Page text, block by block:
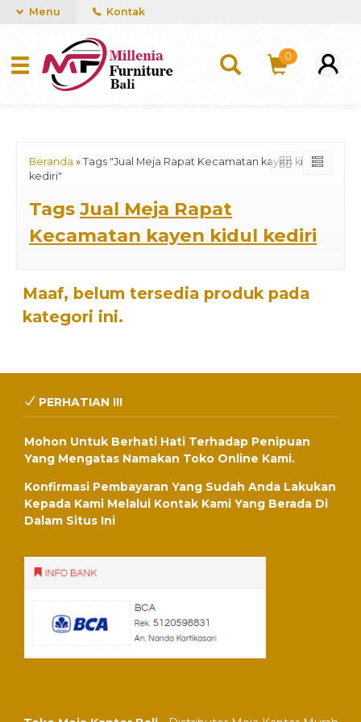
mUCn7CwGawCVTvwq7a99f4AgACOVgZvYEW65FFSDBf0
Menu Kontak
0
Beranda » Tags "Jual Meja Rapat Kecamatan kayen kidul
kediri"
Tags Jual Meja Rapat
Kecamatan kayen kidul kediri
Maaf, belum tersedia produk pada
kategori ini.
PERHATIAN !!!
Mohon Untuk Berhati Hati Terhadap Penipuan
Yang Mengatas Namakan Toko Online Kami.
Konfirmasi Pembayaran Yang Sudah Anda Lakukan
Kepada Kami Melalui Kontak Kami Yang Berada Di
Dalam Situs Ini